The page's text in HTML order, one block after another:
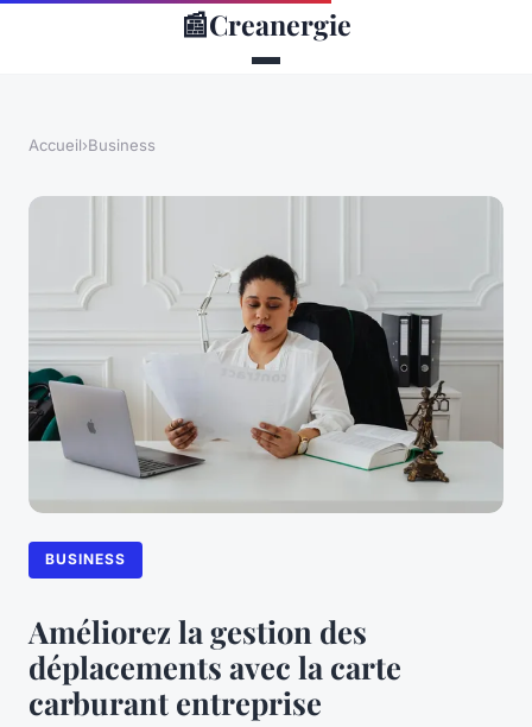
📰Creanergie
Accueil›Business
BUSINESS
Améliorez la gestion des
déplacements avec la carte
carburant entreprise